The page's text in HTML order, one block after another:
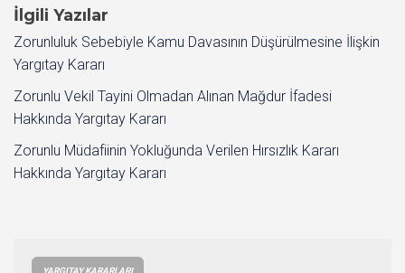
İlgili Yazılar
Zorunluluk Sebebiyle Kamu Davasının Düşürülmesine İlişkin
Yargıtay Kararı
Zorunlu Vekil Tayini Olmadan Alınan Mağdur İfadesi
Hakkında Yargıtay Kararı
Zorunlu Müdafiinin Yokluğunda Verilen Hırsızlık Kararı
Hakkında Yargıtay Kararı
YARGITAY KARARLARI